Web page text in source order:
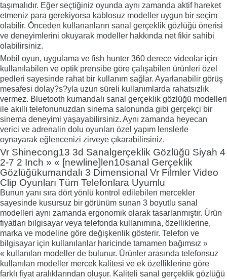
taşımalıdır. Eğer seçtiğiniz oyunda aynı zamanda aktif hareket
etmeniz para gerekiyorsa kablosuz modeller uygun bir seçim
olabilir. Önceden kullananların sanal gerçeklik gözlüğü önerisi
ve deneyimlerini okuyarak modeller hakkında net fikir sahibi
olabilirsiniz.
Mobil oyun, uygulama ve fish hunter 360 derece videolar için
kullanılabilen ve optik prensibe göre çalışabilen ürünleri özel
pedleri sayesinde rahat bir kullanım sağlar. Ayarlanabilir görüş
mesafesi dolay?s?yla uzun süreli kullanımlarda rahatsızlık
vermez. Bluetooth kumandalı sanal gerçeklik gözlüğü modelleri
ile akıllı telefonunuzdan sinema salonunda gibi gerçekçi bir
sinema deneyimi yaşayabilirsiniz. Aynı zamanda heyecan
verici ve adrenalin dolu oyunları özel yapım lenslerle
oynayarak eğlencenizi zirveye çıkarabilirsiniz.
Vr Shinecong13 3d Sanalgerçeklik Gözlüğü Siyah 4
2-7 2 Inch » « [newline]len10sanal Gerçeklik
Gözlüğükumandalı 3 Dimensional Vr Filmler Video
Clip Oyunları Tüm Telefonlara Uyumlu
Bunun yanı sıra dört yönlü kontrol edilebilen mercekler
sayesinde kusursuz bir görünüm sunan 3 boyutlu sanal
modelleri aynı zamanda ergonomik olarak tasarlanmıştır. Ürün
fiyatları bilgisayar veya telefonda kullanımına, özelliklerine,
marka ve modeline göre değişkenlik gösterir. Telefon ve
bilgisayar için kullanılanlar haricinde tamamen bağımsız »
« kullanılan modeller de bulunur. Ürünler arasında telefonsuz
kullanılan modeller mercek kalitesi ve ek özelliklerine göre
farklı fiyat aralıklarından oluşur. Kaliteli sanal gerçeklik gözlüğü